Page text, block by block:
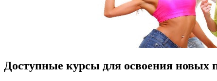
Доступные курсы для освоения новых